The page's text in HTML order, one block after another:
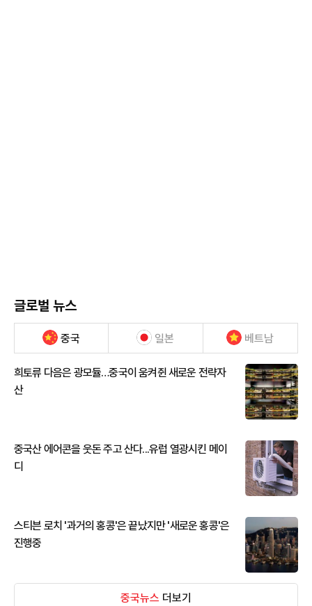
글로벌 뉴스
중국 일본 베트남
희토류 다음은 광모듈…중국이 움켜쥔 새로운 전략자
산
중국산 에어콘을 웃돈 주고 산다...유럽 열광시킨 메이
디
스티븐 로치 '과거의 홍콩'은 끝났지만 '새로운 홍콩'은
진행중
중국뉴스 더보기